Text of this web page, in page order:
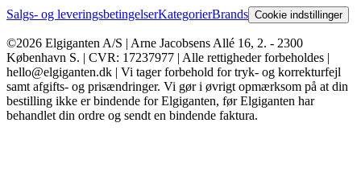
Salgs- og leveringsbetingelserKategorierBrands Cookie indstillinger
©2026 Elgiganten A/S | Arne Jacobsens Allé 16, 2. - 2300
København S. | CVR: 17237977 | Alle rettigheder forbeholdes |
hello@elgiganten.dk | Vi tager forbehold for tryk- og korrekturfejl
samt afgifts- og prisændringer. Vi gør i øvrigt opmærksom på at din
bestilling ikke er bindende for Elgiganten, før Elgiganten har
behandlet din ordre og sendt en bindende faktura.